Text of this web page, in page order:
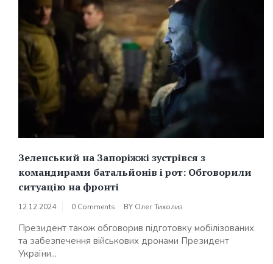
Зеленський на Запоріжжі зустрівся з
командирами батальйонів і рот: Обговорили
ситуацію на фронті
12.12.2024 0 Comments BY Олег Тихолиз
Президент також обговорив підготовку мобілізованих
та забезпечення військових дронами Президент
України...